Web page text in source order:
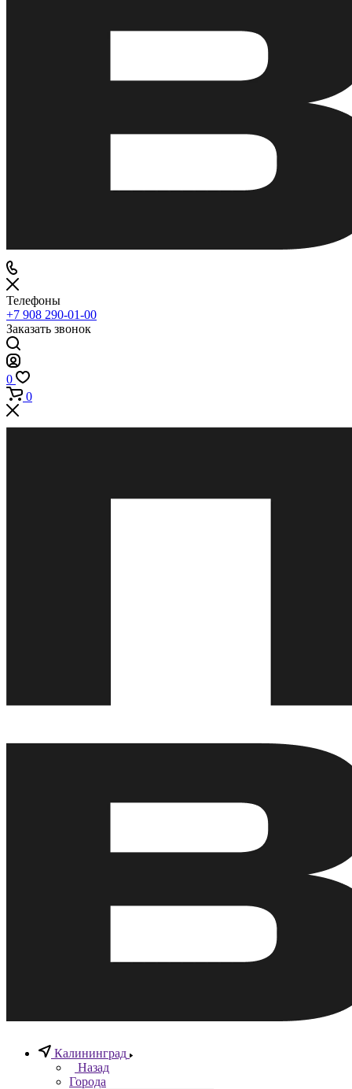
Телефоны
+7 908 290-01-00
Заказать звонок
0
0
Калининград
Назад
Города